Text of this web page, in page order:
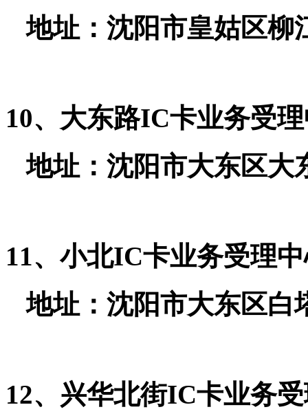
地址：沈阳市皇姑区柳
10、大东路IC卡业务受
地址：沈阳市大东区大
11、小北IC卡业务受理
地址：沈阳市大东区白
12、兴华北街IC卡业务